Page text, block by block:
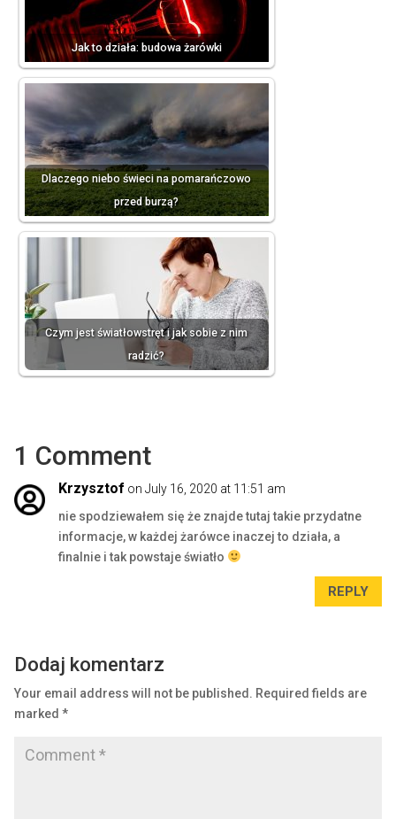
Jak to działa: budowa żarówki
Dlaczego niebo świeci na pomarańczowo
przed burzą?
Czym jest światłowstręt i jak sobie z nim
radzić?
1 Comment
Krzysztof on July 16, 2020 at 11:51 am
nie spodziewałem się że znajde tutaj takie przydatne
informacje, w każdej żarówce inaczej to działa, a
finalnie i tak powstaje światło
REPLY
Dodaj komentarz
Your email address will not be published. Required fields are
marked *